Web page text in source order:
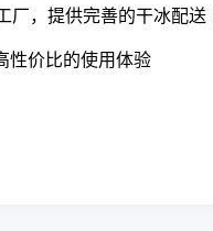
厂，提供完善的干冰配送
性价比的使用体验